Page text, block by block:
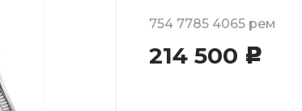
754 7785 4065 рем
214 500 c